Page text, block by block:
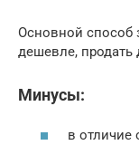
Основной способ
дешевле, продать
Минусы:
в отличие